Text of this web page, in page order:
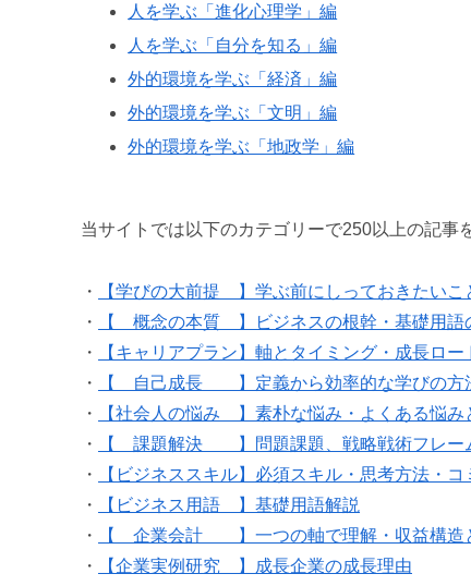
人を学ぶ「進化心理学」編
人を学ぶ「自分を知る」編
外的環境を学ぶ「経済」編
外的環境を学ぶ「文明」編
外的環境を学ぶ「地政学」編
当サイトでは以下のカテゴリーで250以上の記事
・
【学びの大前提 】学ぶ前にしっておきたいこ
・
【 概念の本質 】ビジネスの根幹・基礎用語
・
【キャリアプラン】軸とタイミング・成長ロー
・
【 自己成長 】定義から効率的な学びの方
・
【社会人の悩み 】素朴な悩み・よくある悩み
・
【 課題解決 】問題課題、戦略戦術フレー
・
【ビジネススキル】必須スキル・思考方法・
・
【ビジネス用語 】基礎用語解説
・
【 企業会計 】一つの軸で理解・収益構造
・
【企業実例研究 】成長企業の成長理由